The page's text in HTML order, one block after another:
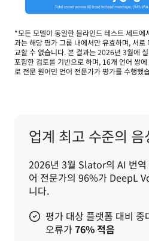
*모든 모델이 동일한 블라인드 테스트 세트에
과는 해당 평가 그룹 내에서만 유효하며, 서
교할 수 없습니다. 본 결과는 2026년 3월에
포함한 검토를 기반으로 하며, 16개 언어 쌍
로 전문 원어민 언어 전문가가 평가를 수행했
업계 최고 수준의 음
2026년 3월 Slator의 AI 번역
어 전문가의 96%가 DeepL
니다.
평가 대상 플랫폼 대비 중
오류가76% 적음